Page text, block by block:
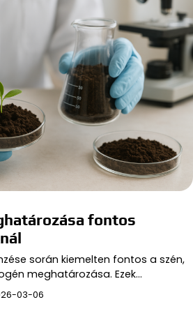
fontos
során kiemelten fontos a szén,
meghatározása. Ezek…
03-06